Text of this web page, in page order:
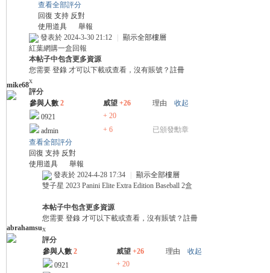
查看全部評分
回復 支持 反對
使用道具
舉報
mike68
發表於 2024-3-30 21:12
顯示全部樓層
紅葉網購一盒回報
本帖子中包含更多資源
您需要 登錄 才可以下載或查看，沒有賬號？ 註冊
x
評分
參與人數 2 威望 +26 收起
理由
0921
+ 20
admin
+ 6
已頒發勳章
查看全部評分
回復 支持 反對
使用道具
舉報
abrahamsu
發表於 2024-4-28 17:34
顯示全部樓層
雙子星 2023 Panini Elite Extra Edition Baseball 2盒
本帖子中包含更多資源
您需要 登錄 才可以下載或查看，沒有賬號？ 註冊
x
評分
參與人數 2 威望 +26 收起
理由
0921
+ 20